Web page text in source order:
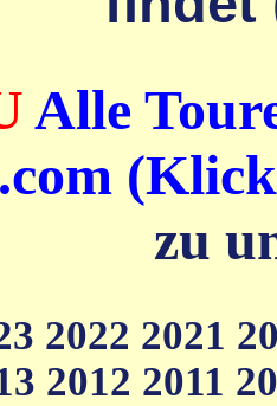
Alle
zu
2022 2021
2012 2011